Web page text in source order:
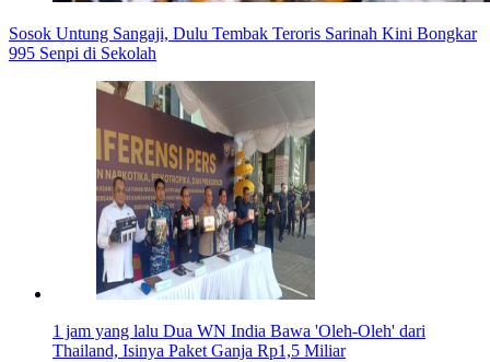
Sosok Untung Sangaji, Dulu Tembak Teroris Sarinah Kini Bongkar
995 Senpi di Sekolah
1 jam yang lalu Dua WN India Bawa 'Oleh-Oleh' dari
Thailand, Isinya Paket Ganja Rp1,5 Miliar